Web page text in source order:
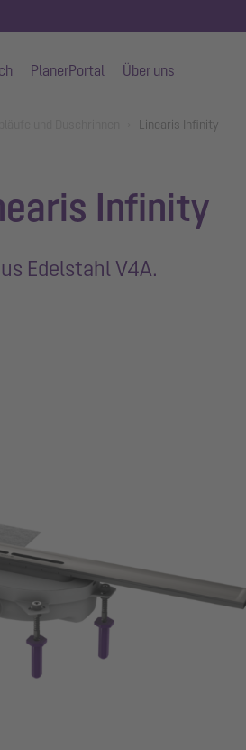
PlanerPortal Über uns
Linearis Infinity
Infinity
Edelstahl V4A.